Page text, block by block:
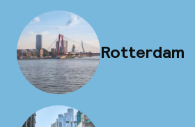
Rotterdam